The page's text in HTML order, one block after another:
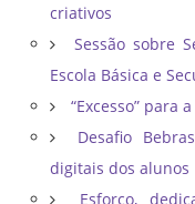
criativos
Sessão sobre
Escola Básica e
“Excesso” para
Desafio
digitais dos alunos
Esforço,